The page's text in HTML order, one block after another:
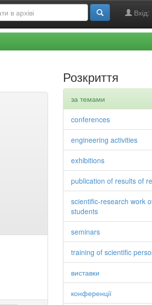
Вхід:
Розкриття
за темами
conferences
engineering activities
exhibitions
publication of results of
scientific-research work
students
seminars
training of scientific
виставки
конференції